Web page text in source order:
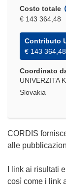
Costo totale
€ 143 364,48
Contributo
€ 143 364,48
Coordinato
UNIVERZITA
Slovakia
CORDIS
alle
I link ai risultati
così come i link